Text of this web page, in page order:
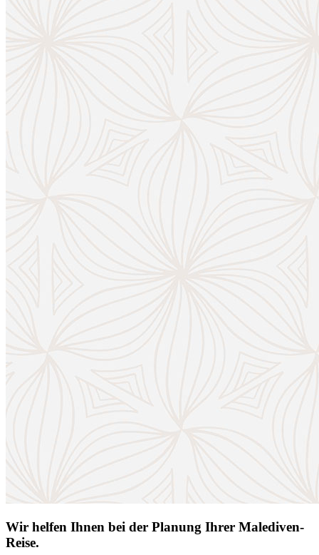
Wir helfen Ihnen bei der Planung Ihrer Malediven-
Reise.